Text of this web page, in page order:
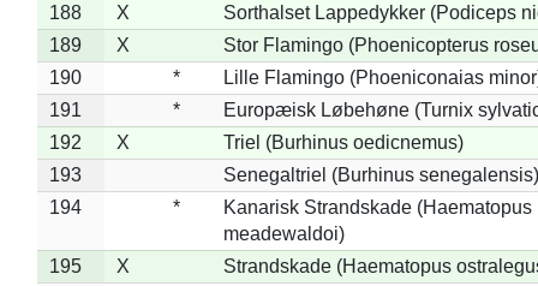
188
X
Sorthalset Lappedykker (Podiceps
189
X
Stor Flamingo (Phoenicopterus
190
*
Lille Flamingo (Phoeniconaias
191
*
Europæisk Løbehøne (Turnix
192
X
Triel (Burhinus oedicnemus)
193
Senegaltriel (Burhinus senegalensis)
194
*
Kanarisk Strandskade (Haematopus
meadewaldoi)
195
X
Strandskade (Haematopus